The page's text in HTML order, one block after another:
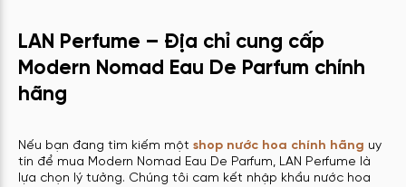
LAN Perfume – Địa chỉ cung cấp
Modern Nomad Eau De Parfum chính
hãng
Nếu bạn đang tìm kiếm một shop nước hoa chính hãng uy
tín để mua Modern Nomad Eau De Parfum, LAN Perfume là
lựa chọn lý tưởng. Chúng tôi cam kết nhập khẩu nước hoa